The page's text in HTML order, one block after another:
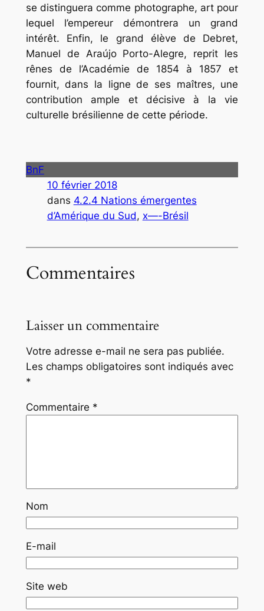
se distinguera comme photographe, art pour
lequel l’empereur démontrera un grand
intérêt. Enfin, le grand élève de Debret,
Manuel de Araújo Porto-Alegre, reprit les
rênes de l’Académie de 1854 à 1857 et
fournit, dans la ligne de ses maîtres, une
contribution ample et décisive à la vie
culturelle brésilienne de cette période.
BnF
10 février 2018
dans 4.2.4 Nations émergentes
d’Amérique du Sud, x—-Brésil
Commentaires
Laisser un commentaire
Votre adresse e-mail ne sera pas publiée.
Les champs obligatoires sont indiqués avec
*
Commentaire *
Nom
E-mail
Site web